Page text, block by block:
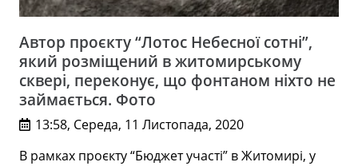
Автор проєкту “Лотос Небесної сотні”,
який розміщений в житомирському
сквері, переконує, що фонтаном ніхто не
займається. Фото
13:58, Середа, 11 Листопада, 2020
В рамках проєкту “Бюджет участі” в Житомирі, у